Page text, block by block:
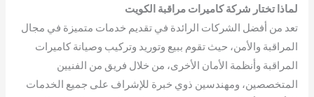
لماذا تختار شركة كاميرات مراقبة الكويت
تعد من أفضل الشركات الرائدة في تقديم خدمات متميزة في مجال
المراقبة والأمن، حيث تقوم ببيع وتوريد وتركيب وصيانة كاميرات
المراقبة وأنظمة الأمان الأخرى، من خلال فريق من الفنيين
المتخصصين، ومهندسين ذوي خبرة للإشراف على جميع الخدمات